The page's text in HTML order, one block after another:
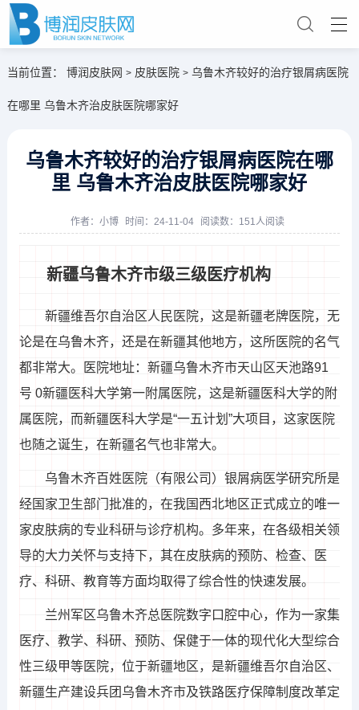
当前位置： 博润皮肤网 > 皮肤医院 > 乌鲁木齐较好的治疗银屑病医院
在哪里 乌鲁木齐治皮肤医院哪家好
乌鲁木齐较好的治疗银屑病医院在哪
里 乌鲁木齐治皮肤医院哪家好
作者： 小博 时间：24-11-04 阅读数：151人阅读
新疆乌鲁木齐市级三级医疗机构
新疆维吾尔自治区人民医院，这是新疆老牌医院，无
论是在乌鲁木齐，还是在新疆其他地方，这所医院的名气
都非常大。医院地址：新疆乌鲁木齐市天山区天池路91
号 0新疆医科大学第一附属医院，这是新疆医科大学的附
属医院，而新疆医科大学是“一五计划”大项目，这家医院
也随之诞生，在新疆名气也非常大。
乌鲁木齐百姓医院（有限公司）银屑病医学研究所是
经国家卫生部门批准的，在我国西北地区正式成立的唯一
家皮肤病的专业科研与诊疗机构。多年来，在各级相关领
导的大力关怀与支持下，其在皮肤病的预防、检查、医
疗、科研、教育等方面均取得了综合性的快速发展。
兰州军区乌鲁木齐总医院数字口腔中心，作为一家集
医疗、教学、科研、预防、保健于一体的现代化大型综合
性三级甲等医院，位于新疆地区，是新疆维吾尔自治区、
新疆生产建设兵团乌鲁木齐市及铁路医疗保障制度改革定